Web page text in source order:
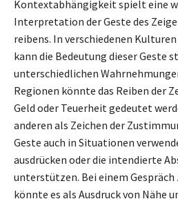
Kontextabhängigkeit spielt eine
Interpretation der Geste des
reibens. In verschiedenen
kann die Bedeutung dieser Geste
unterschiedlichen
Regionen könnte das Reiben der
Geld oder Teuerheit gedeutet
anderen als Zeichen der
Geste auch in Situationen
ausdrücken oder die intendierte
unterstützen. Bei einem Gespräch
könnte es als Ausdruck von Nähe